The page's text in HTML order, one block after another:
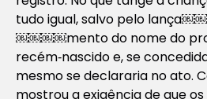
tudo igual, salvo pelo
￼￼￼￼mento do nome do
recém‐nascido e, se
mesmo se declararia no ato.
mostrou a exigência de que